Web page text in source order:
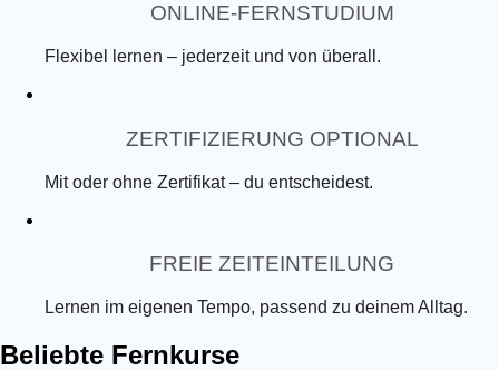
ONLINE-FERNSTUDIUM
Flexibel lernen – jederzeit und von überall.
ZERTIFIZIERUNG OPTIONAL
Mit oder ohne Zertifikat – du entscheidest.
FREIE ZEITEINTEILUNG
Lernen im eigenen Tempo, passend zu deinem Alltag.
Beliebte Fernkurse